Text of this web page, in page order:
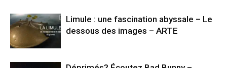
Limule : une fascination abyssale – Le
dessous des images – ARTE